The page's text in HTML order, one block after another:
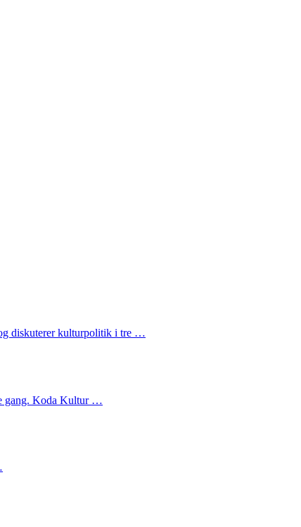
diskuterer kulturpolitik i tre …
gang. Koda Kultur …